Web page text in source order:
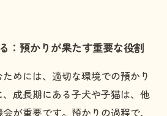
：預かりが果たす重要な役割
めには、適切な環境での預かり
成長期にある子犬や子猫は、他
が重要です。預かりの過程で、